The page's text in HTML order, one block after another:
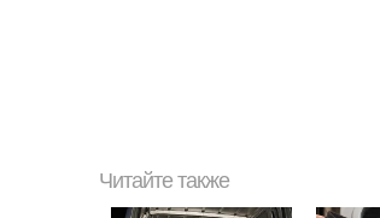
Читайте также